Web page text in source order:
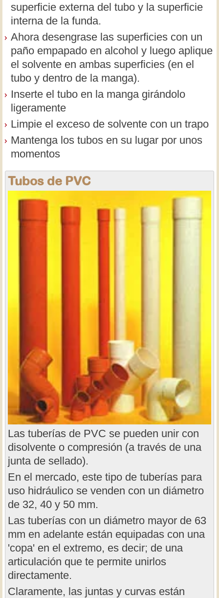
superficie externa del tubo y la superficie
interna de la funda.
Ahora desengrase las superficies con un
paño empapado en alcohol y luego aplique
el solvente en ambas superficies (en el
tubo y dentro de la manga).
Inserte el tubo en la manga girándolo
ligeramente
Limpie el exceso de solvente con un trapo
Mantenga los tubos en su lugar por unos
momentos
Tubos de PVC
Las tuberías de PVC se pueden unir con
disolvente o compresión (a través de una
junta de sellado).
En el mercado, este tipo de tuberías para
uso hidráulico se venden con un diámetro
de 32, 40 y 50 mm.
Las tuberías con un diámetro mayor de 63
mm en adelante están equipadas con una
'copa' en el extremo, es decir; de una
articulación que te permite unirlos
directamente.
Claramente, las juntas y curvas están